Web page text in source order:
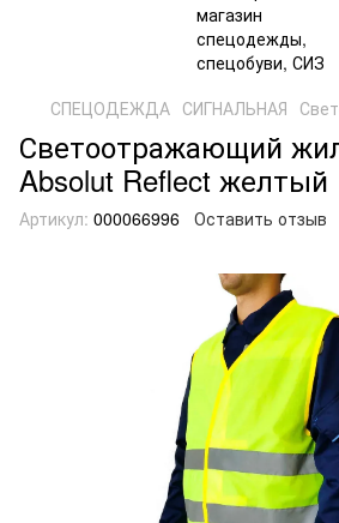
СПЕЦОДЕЖДА СИГНАЛЬНАЯ
Светоотражающий
Absolut Reflect желтый
Артикул: 000066996 Оставить отзыв